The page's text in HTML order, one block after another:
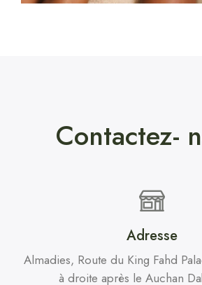
Contactez-
Adresse
Almadies, Route du King Fahd
à droite après le Auchan